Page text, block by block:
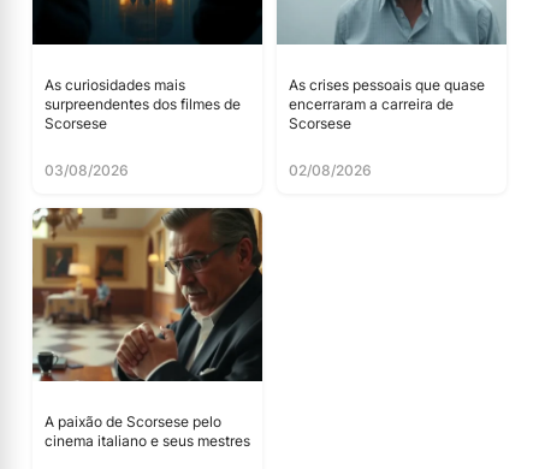
As curiosidades mais
surpreendentes dos filmes de
Scorsese
03/08/2026
As crises pessoais que quase
encerraram a carreira de
Scorsese
02/08/2026
A paixão de Scorsese pelo
cinema italiano e seus mestres